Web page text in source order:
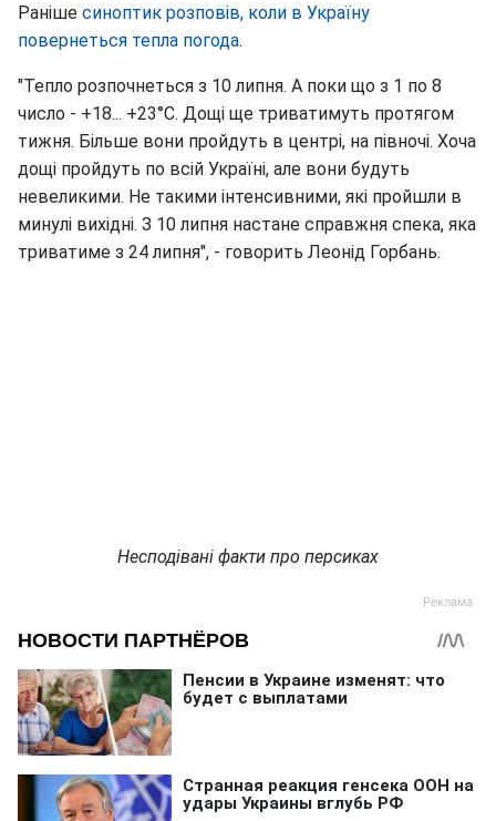
Раніше синоптик розповів, коли в Україну
повернеться тепла погода.
"Тепло розпочнеться з 10 липня. А поки що з 1 по 8
число - +18... +23°С. Дощі ще триватимуть протягом
тижня. Більше вони пройдуть в центрі, на півночі. Хоча
дощі пройдуть по всій Україні, але вони будуть
невеликими. Не такими інтенсивними, які пройшли в
минулі вихідні. З 10 липня настане справжня спека, яка
триватиме з 24 липня", - говорить Леонід Горбань.
Несподівані факти про персиках